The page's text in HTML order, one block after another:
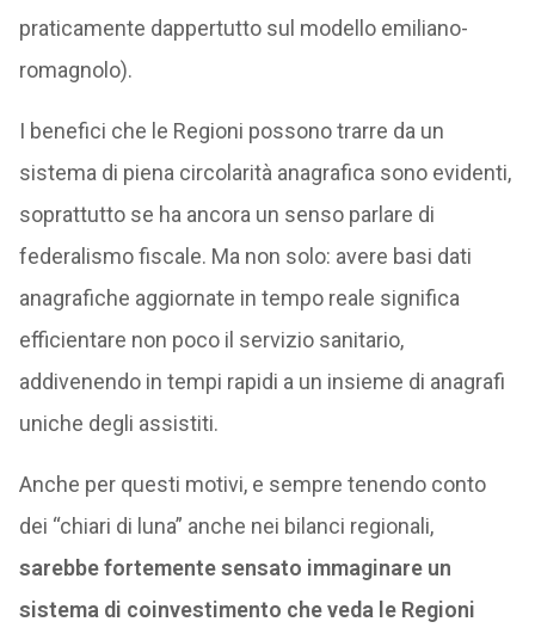
praticamente dappertutto sul modello emiliano-
romagnolo).
I benefici che le Regioni possono trarre da un
sistema di piena circolarità anagrafica sono evidenti,
soprattutto se ha ancora un senso parlare di
federalismo fiscale. Ma non solo: avere basi dati
anagrafiche aggiornate in tempo reale significa
efficientare non poco il servizio sanitario,
addivenendo in tempi rapidi a un insieme di anagrafi
uniche degli assistiti.
Anche per questi motivi, e sempre tenendo conto
dei “chiari di luna” anche nei bilanci regionali,
sarebbe fortemente sensato immaginare un
sistema di coinvestimento che veda le Regioni